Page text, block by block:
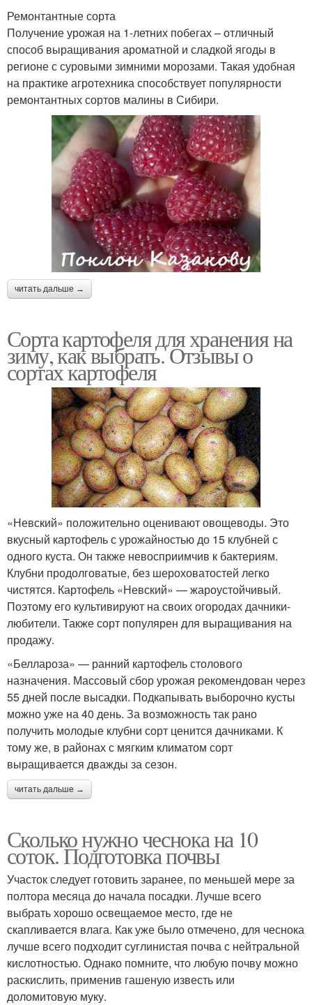
Ремонтантные сорта
Получение урожая на 1-летних побегах – отличный
способ выращивания ароматной и сладкой ягоды в
регионе с суровыми зимними морозами. Такая удобная
на практике агротехника способствует популярности
ремонтантных сортов малины в Сибири.
читать дальше →
Сорта картофеля для хранения на
зиму, как выбрать. Отзывы о
сортах картофеля
«Невский» положительно оценивают овощеводы. Это
вкусный картофель с урожайностью до 15 клубней с
одного куста. Он также невосприимчив к бактериям.
Клубни продолговатые, без шероховатостей легко
чистятся. Картофель «Невский» — жароустойчивый.
Поэтому его культивируют на своих огородах дачники-
любители. Также сорт популярен для выращивания на
продажу.
«Беллароза» — ранний картофель столового
назначения. Массовый сбор урожая рекомендован через
55 дней после высадки. Подкапывать выборочно кусты
можно уже на 40 день. За возможность так рано
получить молодые клубни сорт ценится дачниками. К
тому же, в районах с мягким климатом сорт
выращивается дважды за сезон.
читать дальше →
Сколько нужно чеснока на 10
соток. Подготовка почвы
Участок следует готовить заранее, по меньшей мере за
полтора месяца до начала посадки. Лучше всего
выбрать хорошо освещаемое место, где не
скапливается влага. Как уже было отмечено, для чеснока
лучше всего подходит суглинистая почва с нейтральной
кислотностью. Однако помните, что любую почву можно
раскислить, применив гашеную известь или
доломитовую муку.